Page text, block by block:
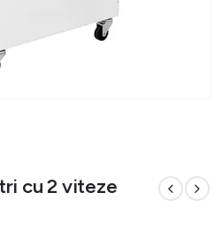
cu 2 viteze